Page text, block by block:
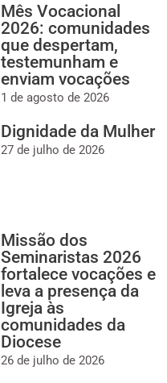
Mês Vocacional
2026: comunidades
que despertam,
testemunham e
enviam vocações
1 de agosto de 2026
Dignidade da Mulher
27 de julho de 2026
Missão dos
Seminaristas 2026
fortalece vocações e
leva a presença da
Igreja às
comunidades da
Diocese
26 de julho de 2026